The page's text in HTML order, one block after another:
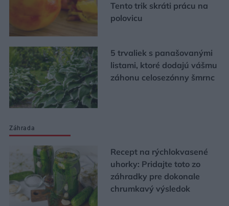
Tento trik skráti prácu na
polovicu
5 trvaliek s panašovanými
listami, ktoré dodajú vášmu
záhonu celosezónny šmrnc
Záhrada
Recept na rýchlokvasené
uhorky: Pridajte toto zo
záhradky pre dokonale
chrumkavý výsledok